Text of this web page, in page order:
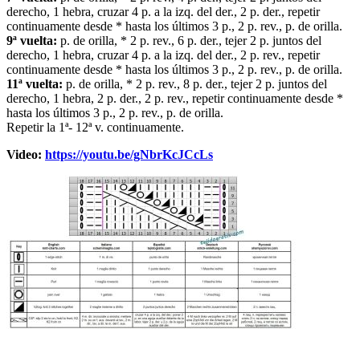
derecho, 1 hebra, cruzar 4 p. a la izq. del der., 2 p. der., repetir
continuamente desde * hasta los últimos 3 p., 2 p. rev., p. de orilla.
9ª vuelta: p. de orilla, * 2 p. rev., 6 p. der., tejer 2 p. juntos del
derecho, 1 hebra, cruzar 4 p. a la izq. del der., 2 p. rev., repetir
continuamente desde * hasta los últimos 3 p., 2 p. rev., p. de orilla.
11ª vuelta: p. de orilla, * 2 p. rev., 8 p. der., tejer 2 p. juntos del
derecho, 1 hebra, 2 p. der., 2 p. rev., repetir continuamente desde *
hasta los últimos 3 p., 2 p. rev., p. de orilla.
Repetir la 1ª- 12ª v. continuamente.
Video: https://youtu.be/gNbrKcJCcLs